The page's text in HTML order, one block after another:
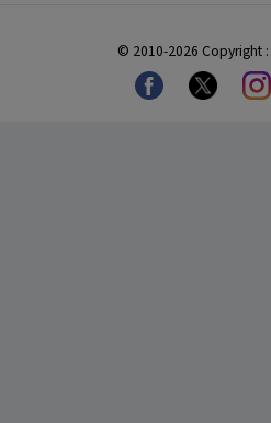
© 2010-2026 Copyright :